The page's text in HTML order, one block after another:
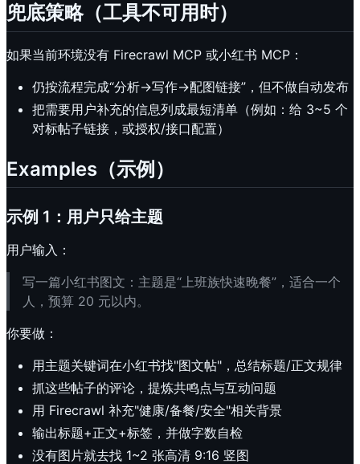
兜底策略（工具不可用时）
如果当前环境没有 Firecrawl MCP 或小红书 MCP：
仍按流程完成“分析→写作→配图链接”，但不做自动发布
把需要用户补充的信息列成最短清单（例如：给 3~5 个
对标帖子链接，或授权/接口配置）
Examples（示例）
示例 1：用户只给主题
用户输入：
写一篇小红书图文：主题是“上班族快速晚餐”，适合一个
人，预算 20 元以内。
你要做：
用主题关键词在小红书找"图文帖"，总结标题/正文规律
抓这些帖子的评论，提炼共鸣点与互动问题
用 Firecrawl 补充"健康/备餐/安全"相关背景
输出标题+正文+标签，并做字数自检
没有图片就去找 1~2 张高清 9:16 竖图